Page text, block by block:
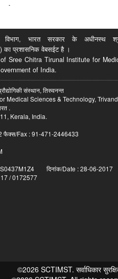
विभाग, भारत सरकार के अधीनस्थ श्री
का प्रशासनिक वेबसईट है ।
Sree Chitra Tirunal Institute for
of India.
संस्थान, तिरुवनन्त
Medical Sciences & Technology,
.
Kerala, India.
फैक्स/Fax : 91-471-2446433
दिनांक/Date : 28-06-2017
/ 0172577
©2026 SCTIMST. सर्वाधिकार